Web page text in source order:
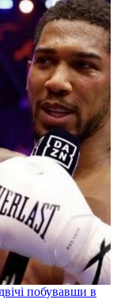
побувавши в